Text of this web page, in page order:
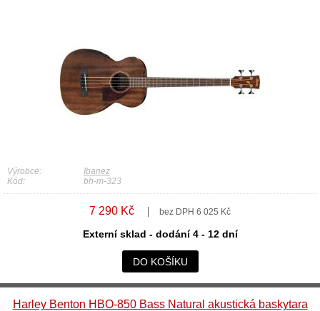
Výrobce:
Ibanez
Kód:
bh-m-323
7 290 Kč bez DPH 6 025 Kč
Externí sklad - dodání 4 - 12 dní
DO KOŠÍKU
Harley Benton HBO-850 Bass Natural akustická baskytara